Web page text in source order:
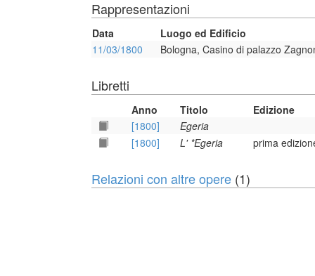
Rappresentazioni
Data
Luogo ed Edificio
11/03/1800
Bologna, Casino di palazzo
Libretti
Anno Titolo
Edizione
[1800]
Egeria
[1800]
L' *Egeria prima
Relazioni con altre opere (1)